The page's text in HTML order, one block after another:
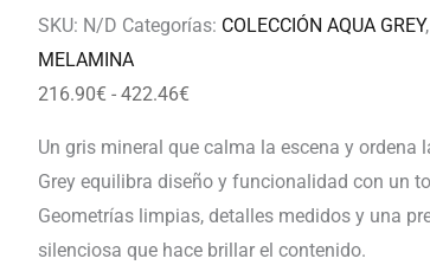
SKU: N/D Categorías: COLECCIÓN AQUA GREY
MELAMINA
216.90€ - 422.46€
Un gris mineral que calma la escena y ordena
Grey equilibra diseño y funcionalidad con un
Geometrías limpias, detalles medidos y una
silenciosa que hace brillar el contenido.